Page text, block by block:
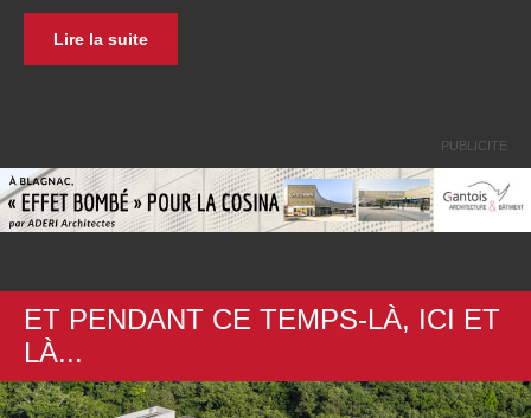
Lire la suite
PUBLICITE
ET PENDANT CE TEMPS-LÀ, ICI ET
LÀ...